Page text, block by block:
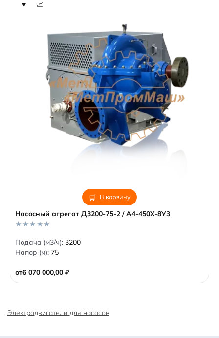
В корзину
Насосный агрегат Д3200-75-2 / А4-450Х-8У3
от6 070 000,00 ₽
0
o
u
f
5
Подача (м3/ч): 3200
Напор (м): 75
Электродвигатели для насосов